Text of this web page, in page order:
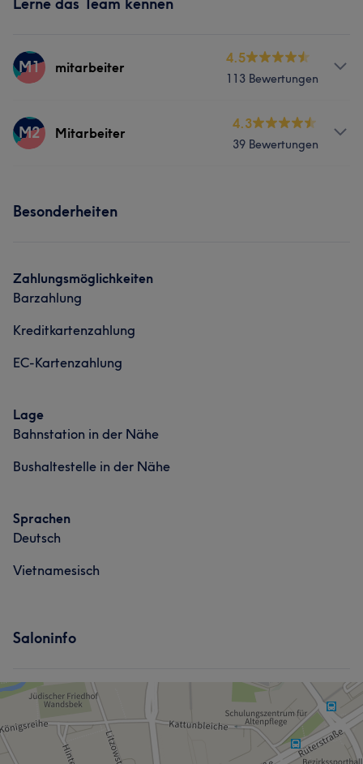
M1 mitarbeiter
4.5
113 Bewertungen
Services
Portfolio
M2 Mitarbeiter
4.3
39 Bewertungen
Portfolio
Besonderheiten
Zahlungsmöglichkeiten
Barzahlung
Kreditkartenzahlung
EC-Kartenzahlung
Lage
Bahnstation in der Nähe
Bushaltestelle in der Nähe
Sprachen
Deutsch
Vietnamesisch
Saloninfo